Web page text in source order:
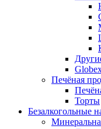
Печёная
Торты
Безалкогольные